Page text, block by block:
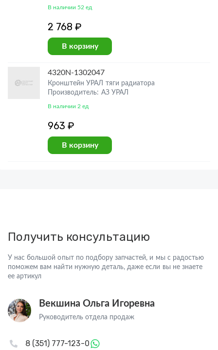
В наличии 52 ед
2 768 ₽
В корзину
4320N-1302047
Кронштейн УРАЛ тяги радиатора
Производитель: АЗ УРАЛ
В наличии 2 ед
963 ₽
В корзину
Получить консультацию
У нас большой опыт по подбору запчастей, и мы с радостью
поможем вам найти нужную деталь, даже если вы не знаете
ее артикул
Векшина Ольга Игоревна
Руководитель отдела продаж
8 (351) 777-123-0